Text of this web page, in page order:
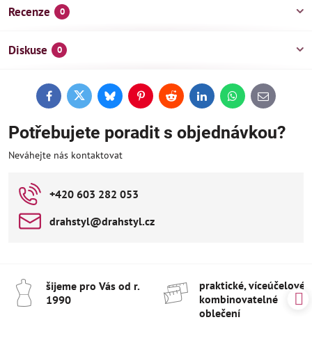
Recenze 0
Diskuse 0
FacebookTwitterBlueskyPinterestReddit LinkedInWhatsApp
E-
mail
Potřebujete poradit s objednávkou?
Neváhejte nás kontaktovat
+420 603 282 053
drahstyl​@drahstyl​.cz
šijeme pro Vás od r​.
1990
praktické, víceúčelové
kombinovatelné
oblečení